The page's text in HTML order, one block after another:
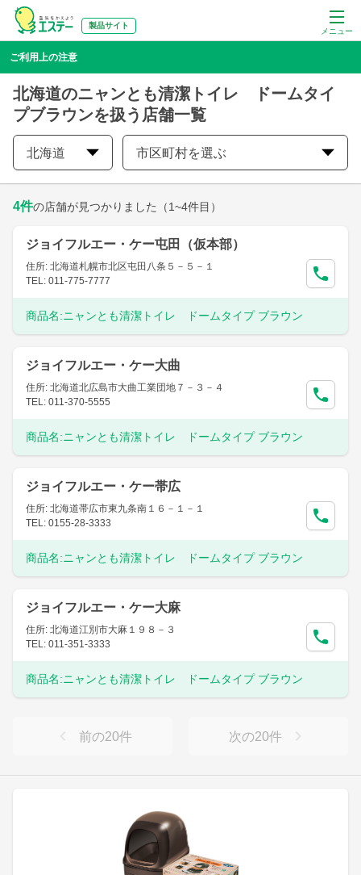
メニュー
製品サイト
ご利用上の注意
北海道のニャンとも清潔トイレ ドームタイ
プブラウンを扱う店舗一覧
北海道 市区町村を選ぶ
4件の店舗が見つかりました （1~4件目）
ジョイフルエー・ケー屯田（仮本部）
住所: 北海道札幌市北区屯田八条５－５－１
TEL: 011-775-7777
商品名:ニャンとも清潔トイレ ドームタイプ ブラウン
ジョイフルエー・ケー大曲
住所: 北海道北広島市大曲工業団地７－３－４
TEL: 011-370-5555
商品名:ニャンとも清潔トイレ ドームタイプ ブラウン
ジョイフルエー・ケー帯広
住所: 北海道帯広市東九条南１６－１－１
TEL: 0155-28-3333
商品名:ニャンとも清潔トイレ ドームタイプ ブラウン
ジョイフルエー・ケー大麻
住所: 北海道江別市大麻１９８－３
TEL: 011-351-3333
商品名:ニャンとも清潔トイレ ドームタイプ ブラウン
前の20件 次の20件